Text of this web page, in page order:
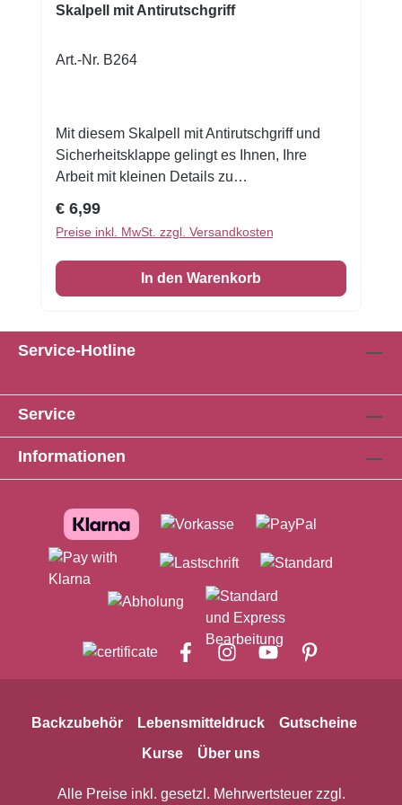
Skalpell mit Antirutschgriff
Art.-Nr. B264
Mit diesem Skalpell mit Antirutschgriff und
Sicherheitsklappe gelingt es Ihnen, Ihre
Arbeit mit kleinen Details zu
Regulärer Preis:
€ 6,99
Preise inkl. MwSt. zzgl. Versandkosten
In den Warenkorb
Service-Hotline
Service
Informationen
Backzubehör Lebensmitteldruck
Gutscheine
Kurse
Über uns
Alle Preise inkl. gesetzl. Mehrwertsteuer zzgl.